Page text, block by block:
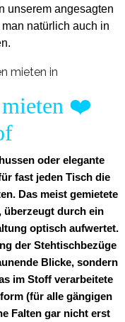
unserem angesagten
natürlich auch in
❤️
oder elegante
fast jeden Tisch die
Das meist gemietete
überzeugt durch ein
optisch aufwertet.
der Stehtischbezüge
Blicke, sondern
im Stoff verarbeitete
(für alle gängigen
Falten gar nicht erst